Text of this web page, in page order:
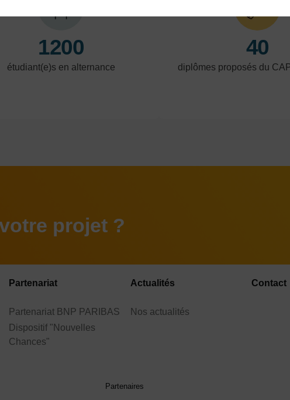
1200
étudiant(e)s en alternance
40
diplômes proposés du
projet ?
Partenariat
Partenariat BNP PARIBAS
Dispositif "Nouvelles
Chances"
Actualités
Nos actualités
Contact
Partenaires